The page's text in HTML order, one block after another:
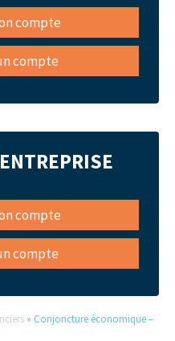
compte
compte
compte
compte
» Conjoncture économique –